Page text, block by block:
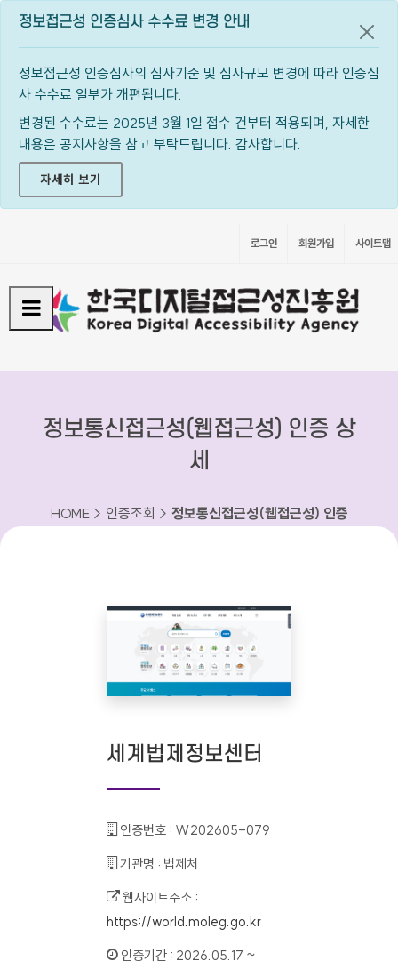
정보접근성 인증심사 수수료 변경 안내
정보접근성 인증심사의 심사기준 및 심사규모 변경에 따라 인증심
사 수수료 일부가 개편됩니다.
변경된 수수료는 2025년 3월 1일 접수 건부터 적용되며, 자세한
내용은 공지사항을 참고 부탁드립니다. 감사합니다.
자세히 보기
공지
로그인 회원가입 사이트맵
정보통신접근성(웹접근성) 인증 상
세
HOME > 인증조회 > 정보통신접근성(웹접근성) 인증
세계법제정보센터
인증번호 : W202605-079
기관명 : 법제처
웹사이트주소 :
https://world.moleg.go.kr
인증기간 : 2026.05.17 ~